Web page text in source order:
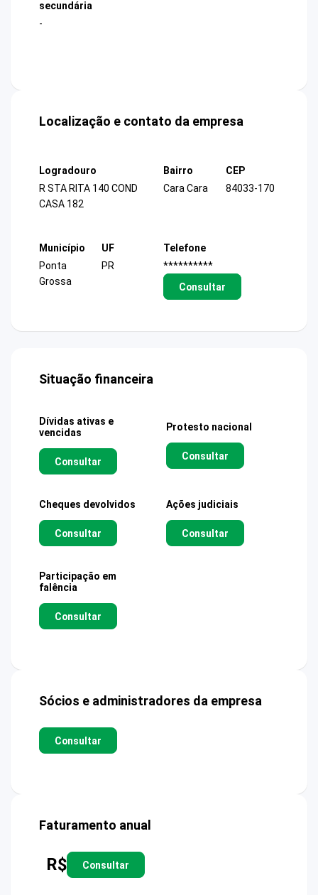
secundária
-
Localização e contato da empresa
Logradouro
R STA RITA 140 COND
CASA 182
Bairro
Cara Cara
CEP
84033-170
Município
Ponta
Grossa
UF
PR
Telefone
**********
Consultar
Situação financeira
Dívidas ativas e
vencidas
Consultar
Protesto nacional
Consultar
Cheques devolvidos
Consultar
Ações judiciais
Consultar
Participação em
falência
Consultar
Sócios e administradores da empresa
Consultar
Faturamento anual
R$ Consultar